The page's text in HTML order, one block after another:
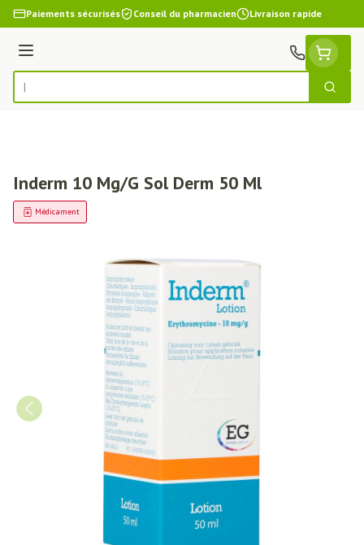
Aller au contenu
Paiements sécurisés Conseil du pharmacien Livraison rapide
Menu
Rechercher
Inderm 10 Mg/G Sol Derm 50 Ml
Médicament